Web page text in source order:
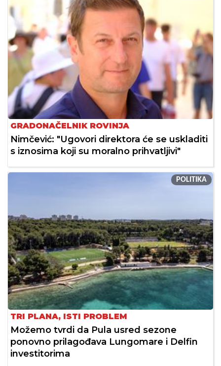
GRADONAČELNIK ROVINJA
Nimčević: "Ugovori direktora će se uskladiti
s iznosima koji su moralno prihvatljivi"
POLITIKA
TRI PLANA, ISTI PROBLEM
Možemo tvrdi da Pula usred sezone
ponovno prilagođava Lungomare i Delfin
investitorima